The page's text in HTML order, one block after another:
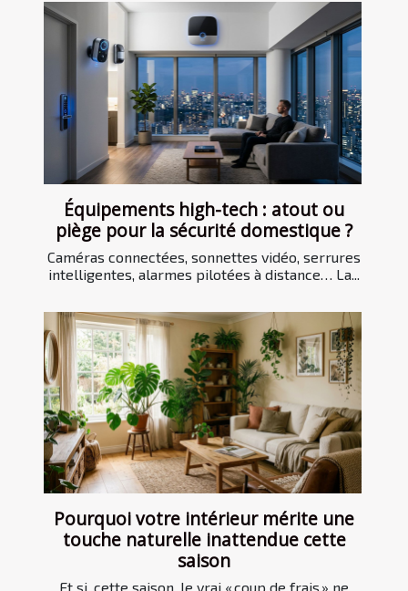
Équipements high-tech : atout ou
piège pour la sécurité domestique ?
Caméras connectées, sonnettes vidéo, serrures
intelligentes, alarmes pilotées à distance… La...
Pourquoi votre intérieur mérite une
touche naturelle inattendue cette
saison
Et si, cette saison, le vrai « coup de frais » ne